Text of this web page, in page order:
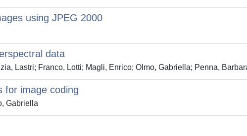
using JPEG 2000
data
Lastri; Franco, Lotti; Magli, Enrico; Olmo, Gabriella; Penna,
for image coding
Gabriella